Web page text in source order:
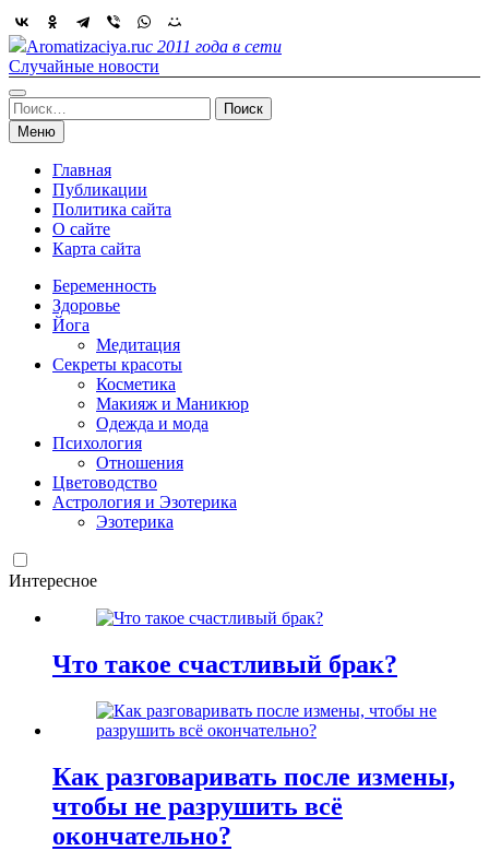
Skip
to
content
Aromatizaciya.ruс 2011 года в сети
Случайные новости
Найти:
Меню
Главная
Публикации
Политика сайта
О сайте
Карта сайта
Беременность
Здоровье
Йога
Медитация
Секреты красоты
Косметика
Макияж и Маникюр
Одежда и мода
Психология
Отношения
Цветоводство
Астрология и Эзотерика
Эзотерика
Интересное
Что такое счастливый брак?
Как разговаривать после измены,
чтобы не разрушить всё
окончательно?